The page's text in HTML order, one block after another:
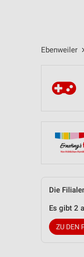
Ebenweiler
Die
Es gibt 2
ZU DEN